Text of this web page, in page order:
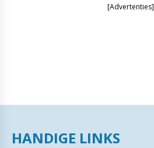
[Advertenties]
HANDIGE LINKS